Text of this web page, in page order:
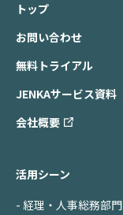
トップ
お問い合わせ
無料トライアル
JENKAサービス資料
会社概要
活用シーン
- 経理・人事総務部門